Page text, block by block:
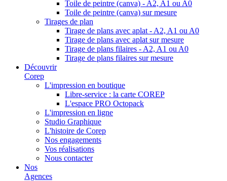
Toile de peintre (canva) - A2, A1 ou A0
Toile de peintre (canva) sur mesure
Tirages de plan
Tirage de plans avec aplat - A2, A1 ou A0
Tirage de plans avec aplat sur mesure
Tirage de plans filaires - A2, A1 ou A0
Tirage de plans filaires sur mesure
Découvrir
Corep
L'impression en boutique
Libre-service : la carte COREP
L'espace PRO Octopack
L'impression en ligne
Studio Graphique
L'histoire de Corep
Nos engagements
Vos réalisations
Nous contacter
Nos
Agences